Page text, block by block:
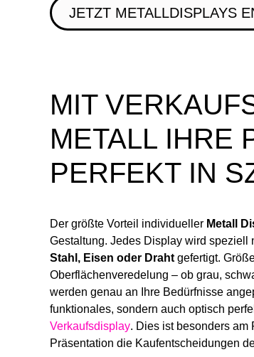
JETZT METALLDISPLAYS
MIT
METALL IHRE
PERFEKT IN
Der größte Vorteil individueller Metall
Gestaltung. Jedes Display wird speziell
Stahl, Eisen oder Draht gefertigt.
Oberflächenveredelung – ob grau,
werden genau an Ihre Bedürfnisse
funktionales, sondern auch optisch
Verkaufsdisplay. Dies ist besonders
Präsentation die Kaufentscheidungen